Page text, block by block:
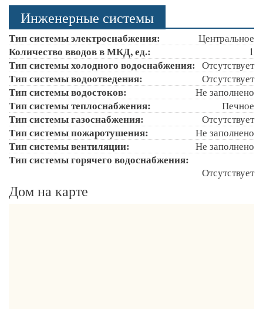
Инженерные системы
Тип системы электроснабжения: Центральное
Количество вводов в МКД, ед.: 1
Тип системы холодного водоснабжения: Отсутствует
Тип системы водоотведения: Отсутствует
Тип системы водостоков: Не заполнено
Тип системы теплоснабжения: Печное
Тип системы газоснабжения: Отсутствует
Тип системы пожаротушения: Не заполнено
Тип системы вентиляции: Не заполнено
Тип системы горячего водоснабжения:
Отсутствует
Дом на карте